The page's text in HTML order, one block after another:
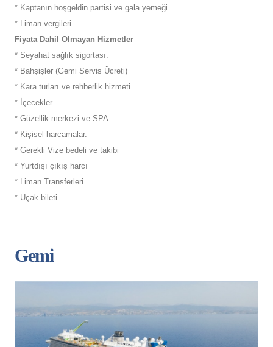
* Kaptanın hoşgeldin partisi ve gala yemeği.
* Liman vergileri
Fiyata Dahil Olmayan Hizmetler
* Seyahat sağlık sigortası.
* Bahşişler (Gemi Servis Ücreti)
* Kara turları ve rehberlik hizmeti
* İçecekler.
* Güzellik merkezi ve SPA.
* Kişisel harcamalar.
* Gerekli Vize bedeli ve takibi
* Yurtdışı çıkış harcı
* Liman Transferleri
* Uçak bileti
Gemi